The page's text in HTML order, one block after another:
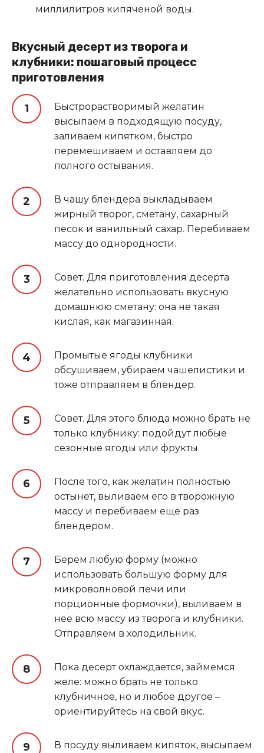
миллилитров кипяченой воды.
Вкусный десерт из творога и
клубники: пошаговый процесс
приготовления
Быстрорастворимый желатин
высыпаем в подходящую посуду,
заливаем кипятком, быстро
перемешиваем и оставляем до
полного остывания.
В чашу блендера выкладываем
жирный творог, сметану, сахарный
песок и ванильный сахар. Перебиваем
массу до однородности.
Совет. Для приготовления десерта
желательно использовать вкусную
домашнюю сметану: она не такая
кислая, как магазинная.
Промытые ягоды клубники
обсушиваем, убираем чашелистики и
тоже отправляем в блендер.
Совет. Для этого блюда можно брать не
только клубнику: подойдут любые
сезонные ягоды или фрукты.
После того, как желатин полностью
остынет, выливаем его в творожную
массу и перебиваем еще раз
блендером.
Берем любую форму (можно
использовать большую форму для
микроволновой печи или
порционные формочки), выливаем в
нее всю массу из творога и клубники.
Отправляем в холодильник.
Пока десерт охлаждается, займемся
желе: можно брать не только
клубничное, но и любое другое –
ориентируйтесь на свой вкус.
В посуду выливаем кипяток, высыпаем